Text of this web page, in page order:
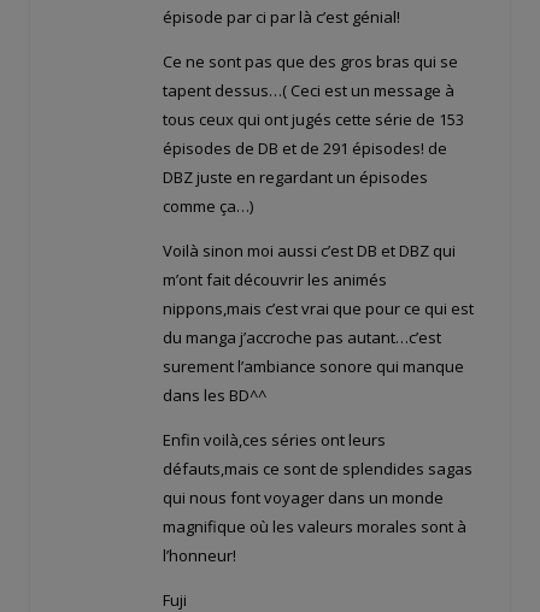
épisode par ci par là c’est génial!
Ce ne sont pas que des gros bras qui se
tapent dessus…( Ceci est un message à
tous ceux qui ont jugés cette série de 153
épisodes de DB et de 291 épisodes! de
DBZ juste en regardant un épisodes
comme ça…)
Voilà sinon moi aussi c’est DB et DBZ qui
m’ont fait découvrir les animés
nippons,mais c’est vrai que pour ce qui est
du manga j’accroche pas autant…c’est
surement l’ambiance sonore qui manque
dans les BD^^
Enfin voilà,ces séries ont leurs
défauts,mais ce sont de splendides sagas
qui nous font voyager dans un monde
magnifique où les valeurs morales sont à
l’honneur!
Fuji